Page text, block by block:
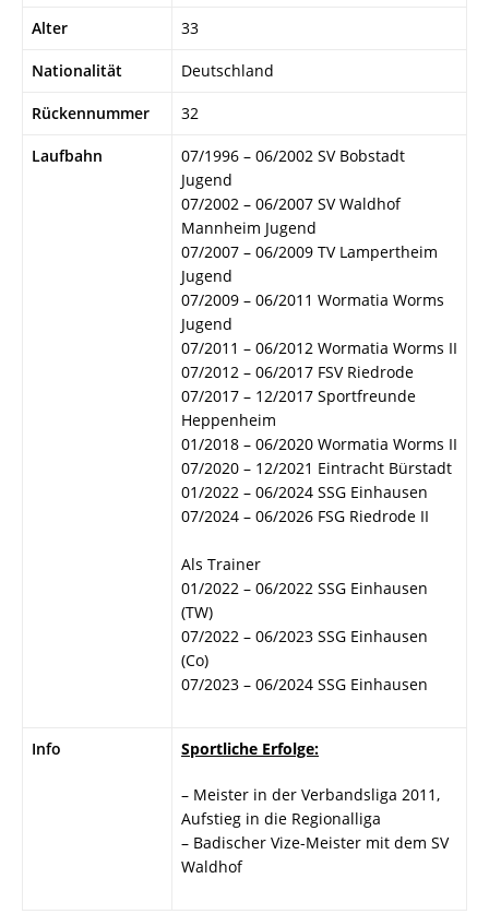
Alter 33
Nationalität Deutschland
Rückennummer 32
Laufbahn
07/1996 – 06/2002 SV Bobstadt
Jugend
07/2002 – 06/2007 SV Waldhof
Mannheim Jugend
07/2007 – 06/2009 TV Lampertheim
Jugend
07/2009 – 06/2011 Wormatia Worms
Jugend
07/2011 – 06/2012 Wormatia Worms II
07/2012 – 06/2017 FSV Riedrode
07/2017 – 12/2017 Sportfreunde
Heppenheim
01/2018 – 06/2020 Wormatia Worms II
07/2020 – 12/2021 Eintracht Bürstadt
01/2022 – 06/2024 SSG Einhausen
07/2024 – 06/2026 FSG Riedrode II
Als Trainer
01/2022 – 06/2022 SSG Einhausen
(TW)
07/2022 – 06/2023 SSG Einhausen
(Co)
07/2023 – 06/2024 SSG Einhausen
Info Sportliche Erfolge:
– Meister in der Verbandsliga 2011,
Aufstieg in die Regionalliga
– Badischer Vize-Meister mit dem SV
Waldhof